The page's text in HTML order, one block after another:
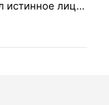
истинное лицо